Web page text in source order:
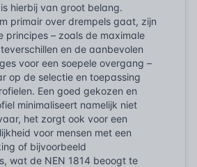
is hierbij van groot belang.
primair over drempels gaat, zijn
principes – zoals de maximale
en de aanbevolen
voor een soepele overgang –
op de selectie en toepassing
Een goed gekozen en
minimaliseert namelijk niet
het zorgt ook voor een
voor mensen met een
of bijvoorbeeld
wat de NEN 1814 beoogt te